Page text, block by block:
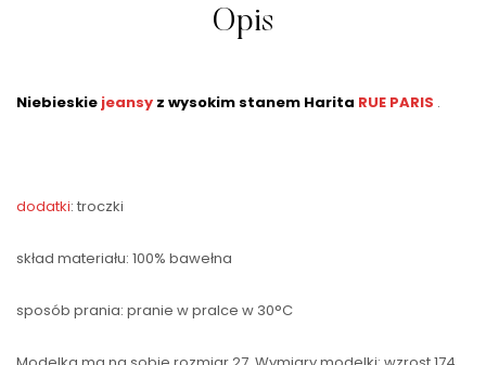
Opis
Niebieskie jeansy z wysokim stanem Harita RUE PARIS .
dodatki: troczki
skład materiału: 100% bawełna
sposób prania: pranie w pralce w 30°C